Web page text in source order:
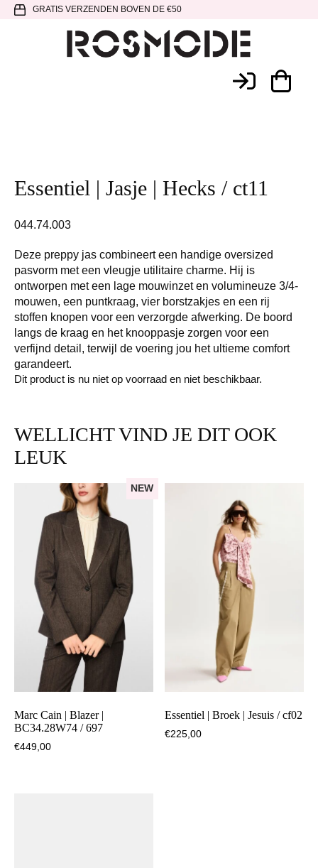
Spring
hoofdnavigatie
Door
SpringGRATIS VERZENDEN BOVEN DE €50
Essentiel | Jasje | Hecks / ct11
044.74.003
Deze preppy jas combineert een handige oversized
pasvorm met een vleugje utilitaire charme. Hij is
ontworpen met een lage mouwinzet en volumineuze 3/4-
mouwen, een puntkraag, vier borstzakjes en een rij
stoffen knopen voor een verzorgde afwerking. De boord
langs de kraag en het knooppasje zorgen voor een
verfijnd detail, terwijl de voering jou het ultieme comfort
garandeert.
Dit product is nu niet op voorraad en niet beschikbaar.
WELLICHT VIND JE DIT OOK
LEUK
NEW
Marc Cain | Blazer |
BC34.28W74 / 697
€449,00
Essentiel | Broek | Jesuis / cf02
€225,00